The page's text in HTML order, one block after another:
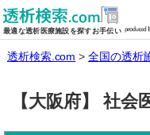
最適な透析医療施設を探すお手伝い
全国の
透析検索.com 全国の透析
【大阪府】 社